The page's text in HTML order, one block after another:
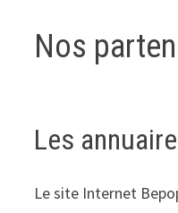
Nos
Les
Le site Internet